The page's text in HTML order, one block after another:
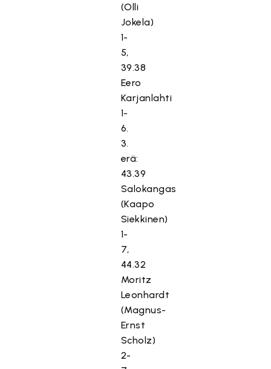
(Olli
Jokela)
1-
5,
39.38
Eero
Karjanlahti
1-
6.
3.
erä:
43.39
Salokangas
(Kaapo
Siekkinen)
1-
7,
44.32
Moritz
Leonhardt
(Magnus-
Ernst
Scholz)
2-